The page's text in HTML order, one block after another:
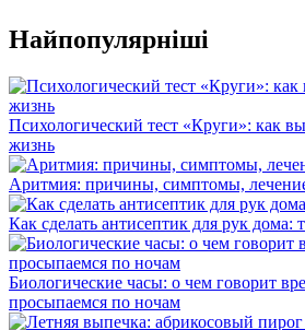
Найпопулярніші
Психологический тест «Круги»: как
жизнь
Аритмия: причины, симптомы,
Как сделать антисептик для рук дома:
Биологические часы: о чем говорит
просыпаемся по ночам